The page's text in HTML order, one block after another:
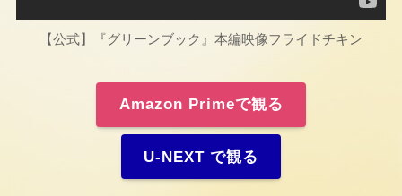
【公式】『グリーンブック』本編映像フライドチキン
Amazon Primeで観る
U-NEXT で観る